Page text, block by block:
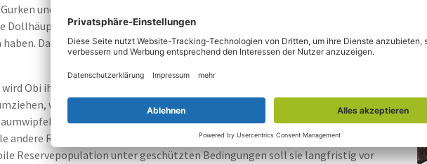
und Paprika werden gerne gefressen. Auf die richtige Zubereitung des
Dollhäupl weiß: „Die Pfleger schneiden das Futter in lange Streifen, die eine
haben. Das können die Faultiere mit den gebogenen, langen Krallen gut
Obi ihr Übergangsquartier verlassen und in das weitläufige Areal der
wo sie auch ihren Partner Matze kennenlernen wird. Gemeinsam soll
streifen und im besten Fall auch für Nachwuchs sorgen. Denn
andere Regenwaldbewohner auch – unter dem stetigen Verlust ihres
Reservepopulation unter geschützten Bedingungen soll sie langfristig vor